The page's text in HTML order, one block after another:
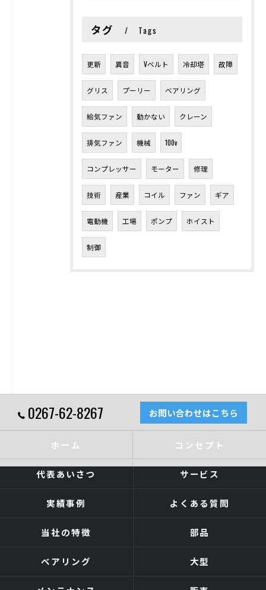
タグ Tags
更新 異音 Vベルト 冷却塔 故障
グリス プーリー ベアリング
給気ファン 動かない クレーン
排気ファン 機械 100v
コンプレッサー モーター 修理
技術 産業 コイル ファン ギア
電動機 工場 ポンプ ホイスト
制御
0267-62-8267 お問い合わせはこちら
ホーム コンセプト
代表あいさつ サービス
実績事例 よくある質問
当社の特徴 部品
ベアリング 大型